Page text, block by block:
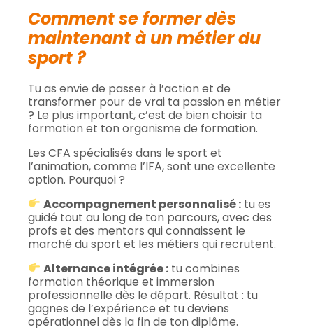
Comment se former dès
maintenant à un métier du
sport ?
Tu as envie de passer à l’action et de
transformer pour de vrai ta passion en métier
? Le plus important, c’est de bien choisir ta
formation et ton organisme de formation.
Les CFA spécialisés dans le sport et
l’animation, comme l’IFA, sont une excellente
option. Pourquoi ?
Accompagnement personnalisé : tu es
guidé tout au long de ton parcours, avec des
profs et des mentors qui connaissent le
marché du sport et les métiers qui recrutent.
Alternance intégrée : tu combines
formation théorique et immersion
professionnelle dès le départ. Résultat : tu
gagnes de l’expérience et tu deviens
opérationnel dès la fin de ton diplôme.